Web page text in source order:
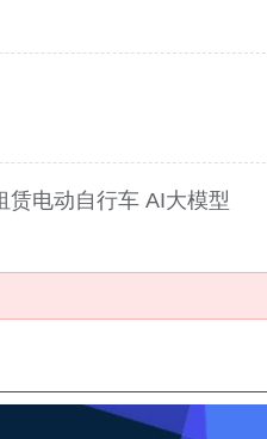
赁电动自行车 AI大模型